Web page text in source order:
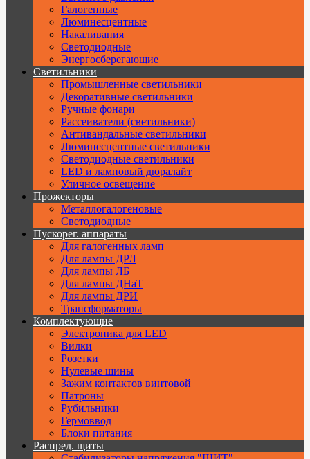
Галогенные
Люминесцентные
Накаливания
Светодиодные
Энергосберегающие
Светильники
Промышленные светильники
Декоративные светильники
Ручные фонари
Рассеиватели (светильники)
Антивандальные светильники
Люминесцентные светильники
Cветодиодные светильники
LED и ламповый дюралайт
Уличное освещение
Прожекторы
Металлогалогеновые
Светодиодные
Пускорег. аппараты
Для галогенных ламп
Для лампы ДРЛ
Для лампы ЛБ
Для лампы ДНаТ
Для лампы ДРИ
Трансформаторы
Комплектующие
Электроника для LED
Вилки
Розетки
Нулевые шины
Зажим контактов винтовой
Патроны
Рубильники
Гермоввод
Блоки питания
Распред. щиты